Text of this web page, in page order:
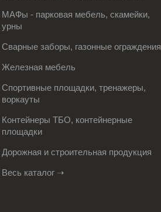
МАФы - парковая мебель, скамейки,
урны
Сварные заборы, газонные ограждения
Железная мебель
Спортивные площадки, тренажеры,
воркауты
Контейнеры ТБО, контейнерные
площадки
Дорожная и строительная продукция
Весь каталог ➝